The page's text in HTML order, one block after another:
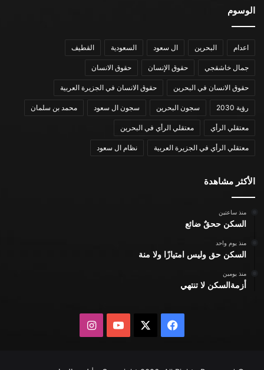
الوسوم
اعدام البحرين ال سعود السعودية القطيف
جمال خاشقجي حقوق الإنسان حقوق الانسان
حقوق الانسان في البحرين حقوق الانسان في الجزيرة العربية
رؤية 2030 سجون البحرين سجون ال سعود محمد بن سلمان
معتقلي الرأي معتقلي الرأي في البحرين
معتقلي الرأي في الجزيرة العربية نظام ال سعود
الأكثر مشاهدة
منذ ساعتين
السكن ححقٌ ضائع
منذ يوم واحد
السكن حق وليس امتيازًا ولا منة
منذ يومين
أزمةالسكن لا تنتهي
فيسبوك يوتيوبانستقرام